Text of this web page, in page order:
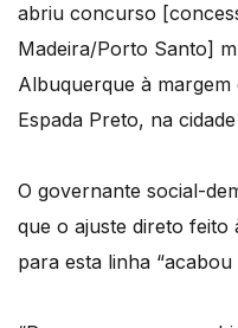
abriu concurso
Madeira/Porto Santo]
Albuquerque à margem
Espada Preto, na
O governante social-
que o ajuste direto
para esta linha